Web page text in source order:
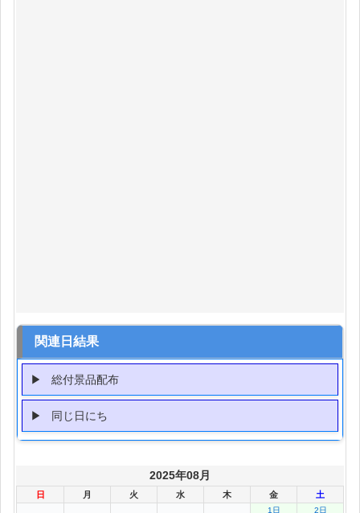
関連日結果
総付景品配布
同じ日にち
2025年08月
日 月 火 水 木 金 土
1日 2日